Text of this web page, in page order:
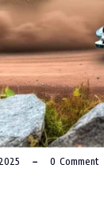
0 Comment